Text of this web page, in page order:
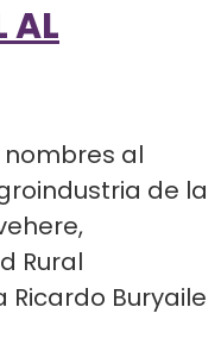
AL
nombres al
de la
Rural
Buryaile